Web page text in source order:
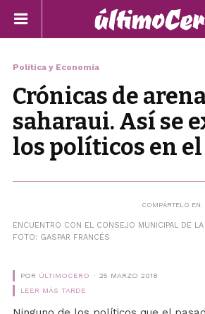
Política y Economía
Crónicas de
saharaui. Así se
los políticos en
COMPÁRTELO EN:
ENCUENTRO CON EL CONSEJO MUNICIPAL DE
FOTO: GASPAR FRANCÉS
POR ÚLTIMOCERO
25 MARZO 2018
LEER MÁS TARDE